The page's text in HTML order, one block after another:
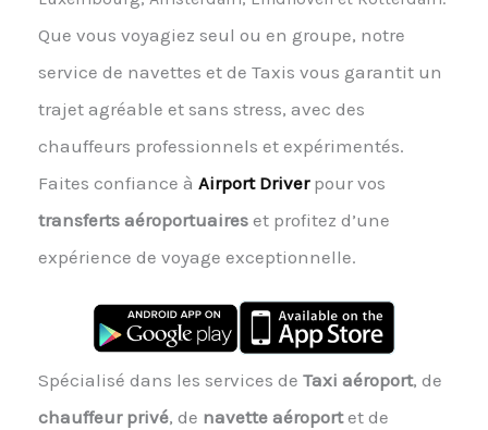
Que vous voyagiez seul ou en groupe, notre
service de navettes et de Taxis vous garantit un
trajet agréable et sans stress, avec des
chauffeurs professionnels et expérimentés.
Faites confiance à Airport Driver pour vos
transferts aéroportuaireset profitez d’une
expérience de voyage exceptionnelle.
Spécialisé dans les services de Taxi aéroport, de
chauffeur privé, de navette aéroportet de